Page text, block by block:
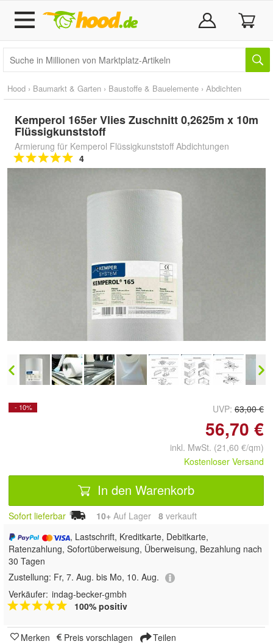
Hood › Baumarkt & Garten › Baustoffe & Bauelemente › Abdichten
Kemperol 165er Vlies Zuschnitt 0,2625m x 10m
Flüssigkunststoff
Armierung für Kemperol Flüssigkunststoff Abdichtungen
4
Doppelt antippen zum
vergrößern
- 10% UVP: 63,00 €
56,70 €
inkl. MwSt. (21,60 €/qm)
Kostenloser Versand
In den Warenkorb
Sofort lieferbar 10+ Auf Lager 8 verkauft
, Lastschrift, Kreditkarte, Debitkarte,
Ratenzahlung, Sofortüberweisung, Überweisung, Bezahlung nach
30 Tagen
Zustellung: Fr, 7. Aug. bis Mo, 10. Aug.
Verkäufer: indag-becker-gmbh
100% positiv
Merken Preis vorschlagen Teilen